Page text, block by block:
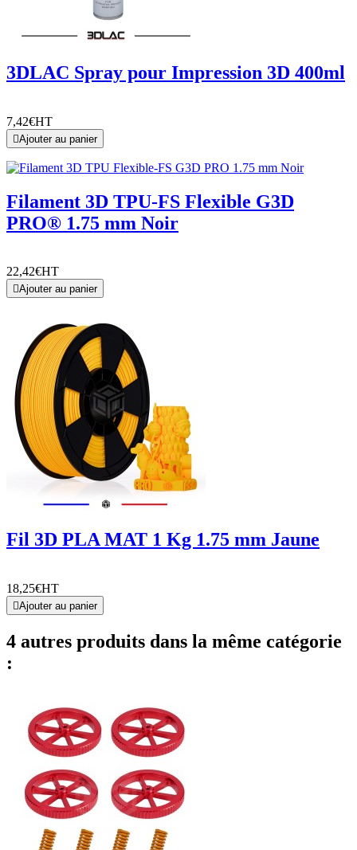
3DLAC Spray pour Impression 3D 400ml
7,42€HT
Ajouter au panier
Filament 3D TPU-FS Flexible G3D
PRO® 1.75 mm Noir
22,42€HT
Ajouter au panier
Fil 3D PLA MAT 1 Kg 1.75 mm Jaune
18,25€HT
Ajouter au panier
4 autres produits dans la même catégorie
: